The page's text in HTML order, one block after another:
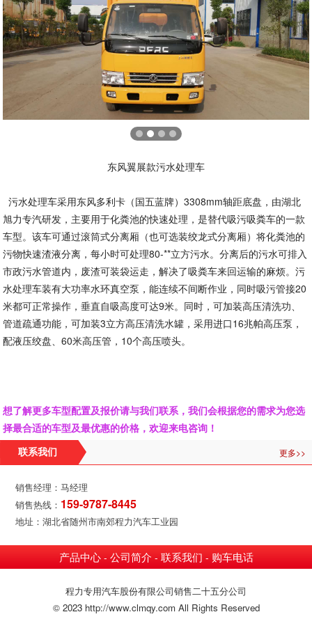
东风翼展款污水处理车
污水处理车采用东风多利卡（国五蓝牌）3308mm轴距底盘，由湖北
旭力专汽研发，主要用于化粪池的快速处理，是替代吸污吸粪车的一款
车型。该车可通过滚筒式分离厢（也可选装绞龙式分离厢）将化粪池的
污物快速渣液分离，每小时可处理80-**立方污水。分离后的污水可排入
市政污水管道内，废渣可装袋运走，解决了吸粪车来回运输的麻烦。污
水处理车装有大功率水环真空泵，能连续不间断作业，同时吸污管接20
米都可正常操作，垂直自吸高度可达9米。同时，可加装高压清洗功、
管道疏通功能，可加装3立方高压清洗水罐，采用进口16兆帕高压泵，
配液压绞盘、60米高压管，10个高压喷头。
想了解更多车型配置及报价请与我们联系，我们会根据您的需求为您选
择最合适的车型及最优惠的价格，欢迎来电咨询！
联系我们 更多>>
销售经理：马经理
销售热线： 159-9787-8445
地址：湖北省随州市南郊程力汽车工业园
产品中心- 公司简介 - 联系我们 - 购车电话
程力专用汽车股份有限公司销售二十五分公司
© 2023 http://www.clmqy.com All Rights Reserved